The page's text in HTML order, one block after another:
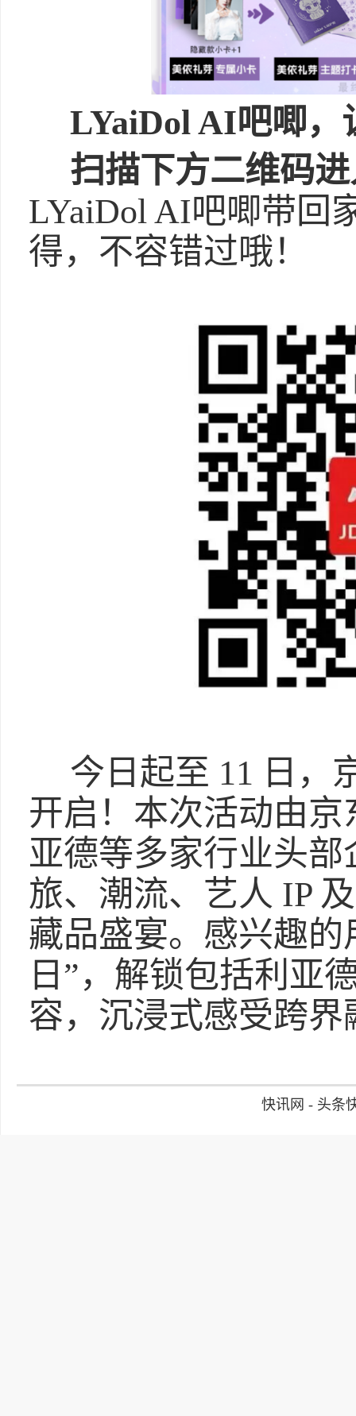
LYaiDol AI吧唧，
扫描下方二维码
LYaiDol AI吧唧带回
得，不容错过哦！
今日起至 11 日，
开启！本次活动由
亚德等多家行业头
旅、潮流、艺人 IP
藏品盛宴。感兴趣
日”，解锁包括利亚
容，沉浸式感受跨
快讯网 - 头条